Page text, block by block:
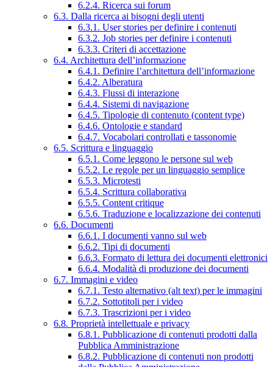
6.2.4. Ricerca sui forum
6.3. Dalla ricerca ai bisogni degli utenti
6.3.1. User stories per definire i contenuti
6.3.2. Job stories per definire i contenuti
6.3.3. Criteri di accettazione
6.4. Architettura dell’informazione
6.4.1. Definire l’architettura dell’informazione
6.4.2. Alberatura
6.4.3. Flussi di interazione
6.4.4. Sistemi di navigazione
6.4.5. Tipologie di contenuto (content type)
6.4.6. Ontologie e standard
6.4.7. Vocabolari controllati e tassonomie
6.5. Scrittura e linguaggio
6.5.1. Come leggono le persone sul web
6.5.2. Le regole per un linguaggio semplice
6.5.3. Microtesti
6.5.4. Scrittura collaborativa
6.5.5. Content critique
6.5.6. Traduzione e localizzazione dei contenuti
6.6. Documenti
6.6.1. I documenti vanno sul web
6.6.2. Tipi di documenti
6.6.3. Formato di lettura dei documenti elettronici
6.6.4. Modalità di produzione dei documenti
6.7. Immagini e video
6.7.1. Testo alternativo (alt text) per le immagini
6.7.2. Sottotitoli per i video
6.7.3. Trascrizioni per i video
6.8. Proprietà intellettuale e privacy
6.8.1. Pubblicazione di contenuti prodotti dalla
Pubblica Amministrazione
6.8.2. Pubblicazione di contenuti non prodotti